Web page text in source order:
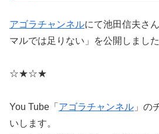
アゴラチャンネルにて池田信夫さ
マルでは足りない」を公開しました
☆★☆★
You Tube「 アゴラチャンネル 」の
いします。